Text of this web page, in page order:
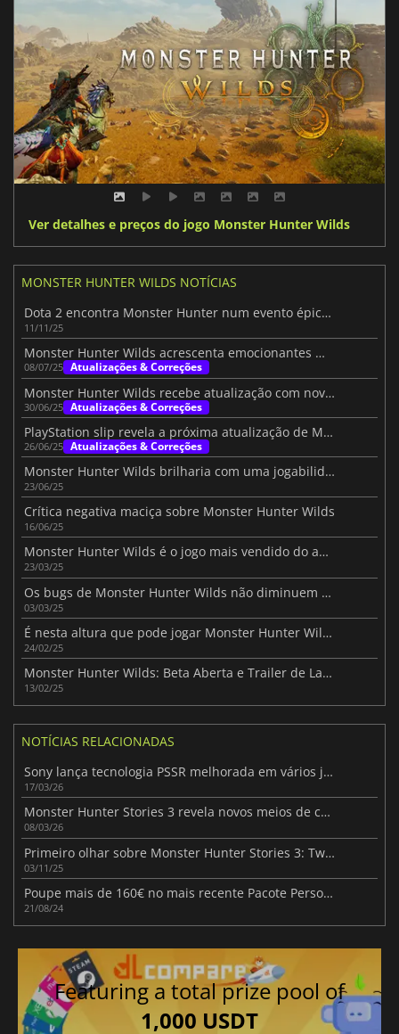
Ver detalhes e preços do jogo Monster Hunter Wilds
MONSTER HUNTER WILDS NOTÍCIAS
Dota 2 encontra Monster Hunter num evento épico de cruzamento
11/11/25
Monster Hunter Wilds acrescenta emocionantes missões limitadas no tempo
08/07/25 Atualizações & Correções
Monster Hunter Wilds recebe atualização com novos monstros e funcionalidades
30/06/25 Atualizações & Correções
PlayStation slip revela a próxima atualização de Monster Hunter Wilds
26/06/25 Atualizações & Correções
Monster Hunter Wilds brilharia com uma jogabilidade melhorada
23/06/25
Crítica negativa maciça sobre Monster Hunter Wilds
16/06/25
Monster Hunter Wilds é o jogo mais vendido do ano até à data
23/03/25
Os bugs de Monster Hunter Wilds não diminuem o seu sucesso
03/03/25
É nesta altura que pode jogar Monster Hunter Wilds
24/02/25
Monster Hunter Wilds: Beta Aberta e Trailer de Lançamento Revelados!
13/02/25
NOTÍCIAS RELACIONADAS
Sony lança tecnologia PSSR melhorada em vários jogos para a PlayStation 5 Pro
17/03/26
Monster Hunter Stories 3 revela novos meios de comunicação antes do lançamento
08/03/26
Primeiro olhar sobre Monster Hunter Stories 3: Twisted Reflection
03/11/25
Poupe mais de 160€ no mais recente Pacote Personalizável Monster Hunter da Fanatical
21/08/24
Featuring a total prize pool of
1,000 USDT